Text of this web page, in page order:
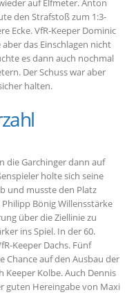
auf Elfmeter. Anton
den Strafstoß zum 1:3-
Ecke. VfR-Keeper Dominic
das Einschlagen nicht
es dann auch nochmal
Der Schuss war aber
halten.
die Garchinger dann auf
holte sich seine
und musste den Platz
Bönig Willensstärke
über die Ziellinie zu
ins Spiel. In der 60.
Keeper Dachs. Fünf
auf den Ausbau der
Keeper Kolbe. Auch Dennis
guten Hereingabe von Maxi